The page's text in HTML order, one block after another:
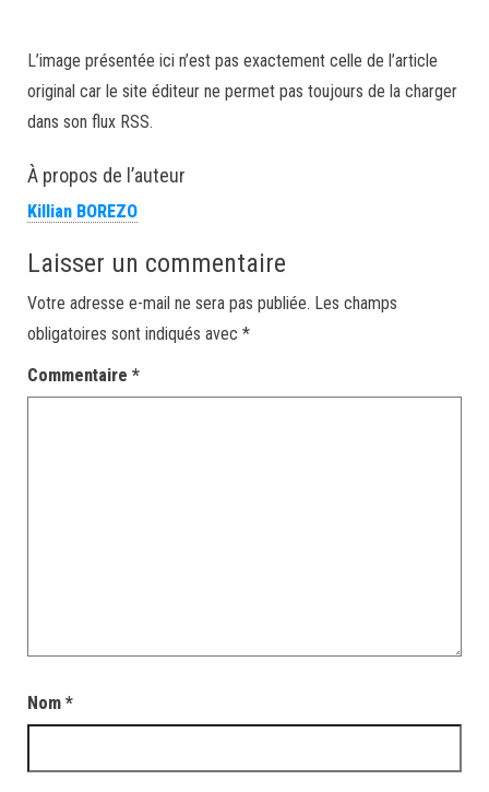
L’image présentée ici n’est pas exactement celle de l’article
original car le site éditeur ne permet pas toujours de la charger
dans son flux RSS.
À propos de l’auteur
Killian BOREZO
Laisser un commentaire
Votre adresse e-mail ne sera pas publiée. Les champs
obligatoires sont indiqués avec *
Commentaire *
Nom *